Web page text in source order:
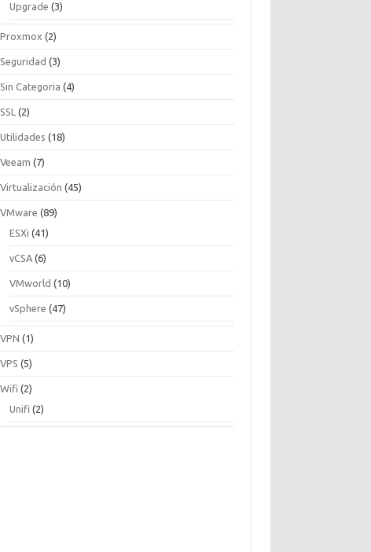
Upgrade (3)
Proxmox (2)
Seguridad (3)
Sin Categoria (4)
SSL (2)
Utilidades (18)
Veeam (7)
Virtualización (45)
VMware (89)
ESXi (41)
vCSA (6)
VMworld (10)
vSphere (47)
VPN (1)
VPS (5)
Wifi (2)
Unifi (2)